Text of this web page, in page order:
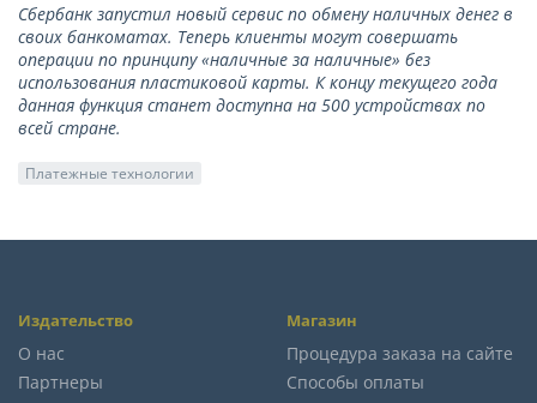
Сбербанк запустил новый сервис по обмену наличных денег в
своих банкоматах. Теперь клиенты могут совершать
операции по принципу «наличные за наличные» без
использования пластиковой карты. К концу текущего года
данная функция станет доступна на 500 устройствах по
всей стране.
Платежные технологии
Издательство
О нас
Партнеры
Магазин
Процедура заказа на сайте
Способы оплаты